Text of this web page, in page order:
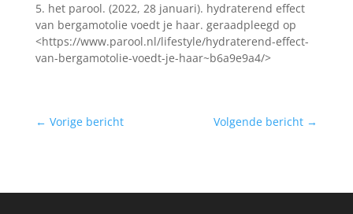
5. het parool. (2022, 28 januari). hydraterend effect
van bergamotolie voedt je haar. geraadpleegd op
<https://www.parool.nl/lifestyle/hydraterend-effect-
van-bergamotolie-voedt-je-haar~b6a9e9a4/>
← Vorige bericht Volgende bericht →